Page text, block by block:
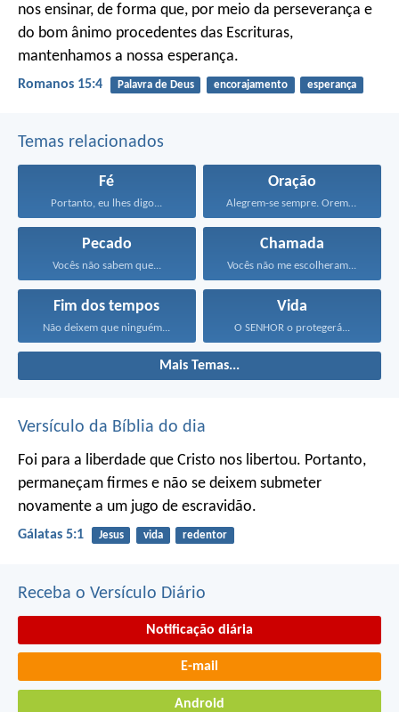
nos ensinar, de forma que, por meio da perseverança e
do bom ânimo procedentes das Escrituras,
mantenhamos a nossa esperança.
Romanos 15:4 Palavra de Deus encorajamento esperança
Temas relacionados
Fé
Portanto, eu lhes digo...
Oração
Alegrem-se sempre. Orem continuamente...
Pecado
Vocês não sabem que...
Chamada
Vocês não me escolheram...
Fim dos tempos
Não deixem que ninguém...
Vida
O SENHOR o protegerá...
Mais Temas...
Versículo da Bíblia do dia
Foi para a liberdade que Cristo nos libertou. Portanto,
permaneçam firmes e não se deixem submeter
novamente a um jugo de escravidão.
Gálatas 5:1 Jesus vida redentor
Receba o Versículo Diário
Notificação diária
E-mail
Android